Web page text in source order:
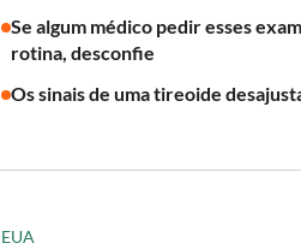
Se algum médico pedir esses
rotina, desconfie
Os sinais de uma tireoide
EUA